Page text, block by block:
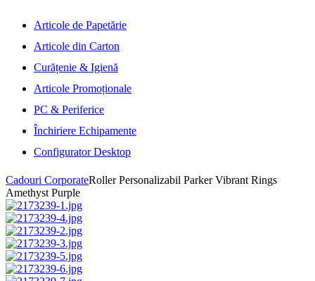
Articole de Papetărie
Articole din Carton
Curățenie & Igienă
Articole Promoționale
PC & Periferice
Închiriere Echipamente
Configurator Desktop
Cadouri CorporateRoller Personalizabil Parker Vibrant Rings
Amethyst Purple